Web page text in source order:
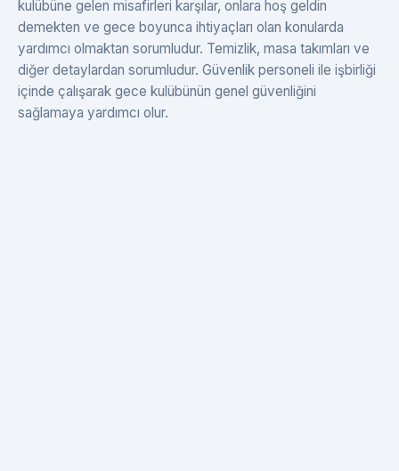
kulübüne gelen misafirleri karşılar, onlara hoş geldin
demekten ve gece boyunca ihtiyaçları olan konularda
yardımcı olmaktan sorumludur. Temizlik, masa takımları ve
diğer detaylardan sorumludur. Güvenlik personeli ile işbirliği
içinde çalışarak gece kulübünün genel güvenliğini
sağlamaya yardımcı olur.